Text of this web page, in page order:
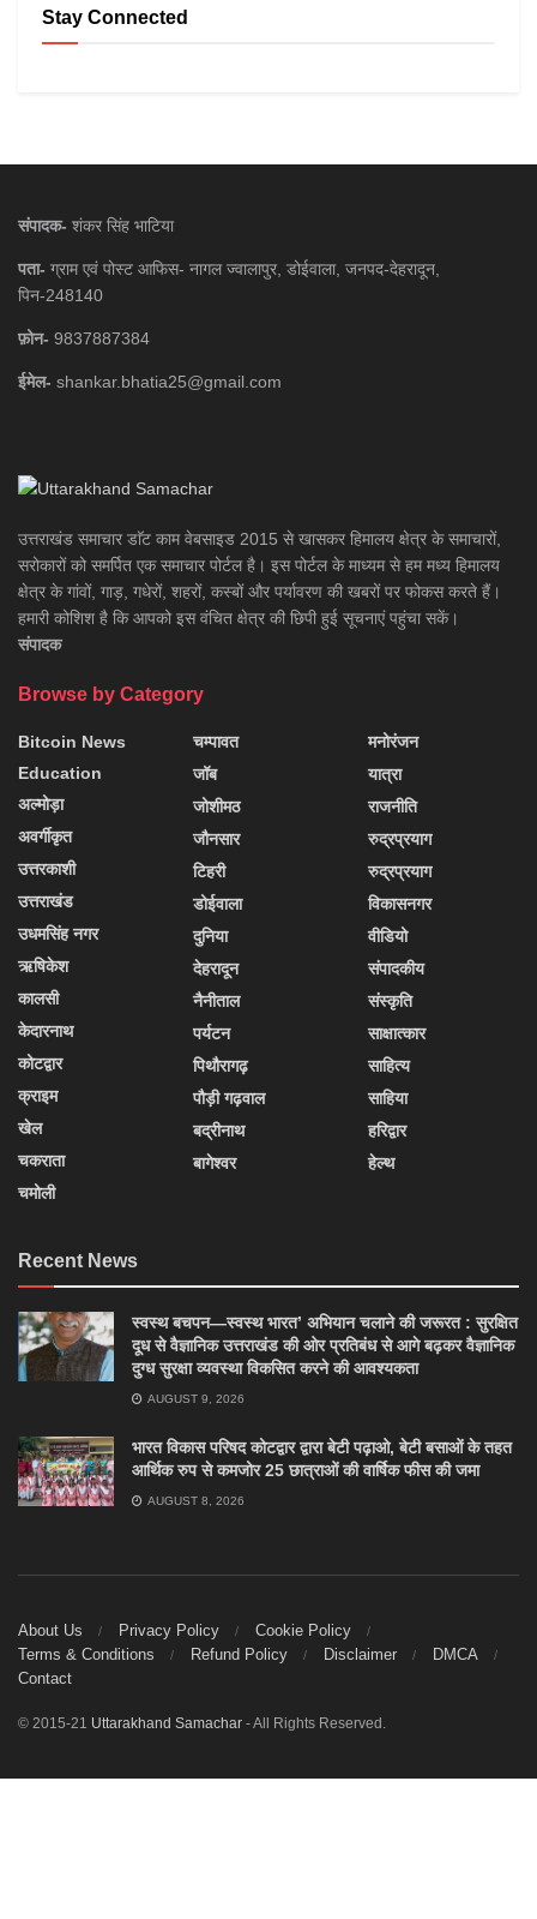
Stay Connected
संपादक- शंकर सिंह भाटिया
पता- ग्राम एवं पोस्ट आफिस- नागल ज्वालापुर, डोईवाला, जनपद-देहरादून,
पिन-248140
फ़ोन- 9837887384
ईमेल- shankar.bhatia25@gmail.com
उत्तराखंड समाचार डाॅट काम वेबसाइड 2015 से खासकर हिमालय क्षेत्र के समाचारों,
सरोकारों को समर्पित एक समाचार पोर्टल है। इस पोर्टल के माध्यम से हम मध्य हिमालय
क्षेत्र के गांवों, गाड़, गधेरों, शहरों, कस्बों और पर्यावरण की खबरों पर फोकस करते हैं।
हमारी कोशिश है कि आपको इस वंचित क्षेत्र की छिपी हुई सूचनाएं पहुंचा सकें।
संपादक
Browse by Category
Bitcoin News
Education
अल्मोड़ा
अवर्गीकृत
उत्तरकाशी
उत्तराखंड
उधमसिंह नगर
ऋषिकेश
कालसी
केदारनाथ
कोटद्वार
क्राइम
खेल
चकराता
चमोली
चम्पावत
जॉब
जोशीमठ
जौनसार
टिहरी
डोईवाला
दुनिया
देहरादून
नैनीताल
पर्यटन
पिथौरागढ़
पौड़ी गढ़वाल
बद्रीनाथ
बागेश्वर
मनोरंजन
यात्रा
राजनीति
रुद्रप्रयाग
रुद्रप्रयाग
विकासनगर
वीडियो
संपादकीय
संस्कृति
साक्षात्कार
साहित्य
साहिया
हरिद्वार
हेल्थ
Recent News
स्वस्थ बचपन—स्वस्थ भारत’ अभियान चलाने की जरूरत : सुरक्षित
दूध से वैज्ञानिक उत्तराखंड की ओर प्रतिबंध से आगे बढ़कर वैज्ञानिक
दुग्ध सुरक्षा व्यवस्था विकसित करने की आवश्यकता
AUGUST 9, 2026
भारत विकास परिषद कोटद्वार द्वारा बेटी पढ़ाओ, बेटी बसाओं के तहत
आर्थिक रुप से कमजोर 25 छात्राओं की वार्षिक फीस की जमा
AUGUST 8, 2026
About Us Privacy Policy
Cookie Policy
Terms & Conditions
Refund Policy Disclaimer
DMCA
Contact
© 2015-21 Uttarakhand Samachar - All Rights Reserved.